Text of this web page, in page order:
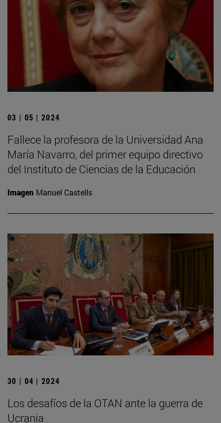
03 | 05 | 2024
Fallece la profesora de la Universidad Ana
María Navarro, del primer equipo directivo
del Instituto de Ciencias de la Educación
Imagen Manuel Castells
30 | 04 | 2024
Los desafíos de la OTAN ante la guerra de
Ucrania